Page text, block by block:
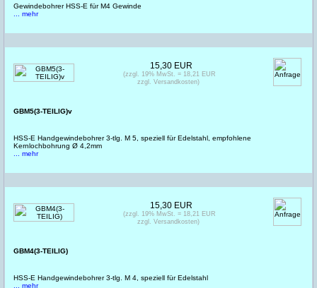
Gewindebohrer HSS-E für M4 Gewinde
... mehr
GBM5(3-TEILIG)v
HSS-E Handgewindebohrer 3-tlg. M 5, speziell für Edelstahl, empfohlene
Kernlochbohrung Ø 4,2mm
... mehr
15,30 EUR
(zzgl. 19% MwSt. = 18,21 EUR
zzgl. Versandkosten)
GBM4(3-TEILIG)
HSS-E Handgewindebohrer 3-tlg. M 4, speziell für Edelstahl
... mehr
15,30 EUR
(zzgl. 19% MwSt. = 18,21 EUR
zzgl. Versandkosten)